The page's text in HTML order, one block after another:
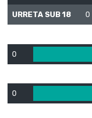
URRETA SUB 18 0
0
0